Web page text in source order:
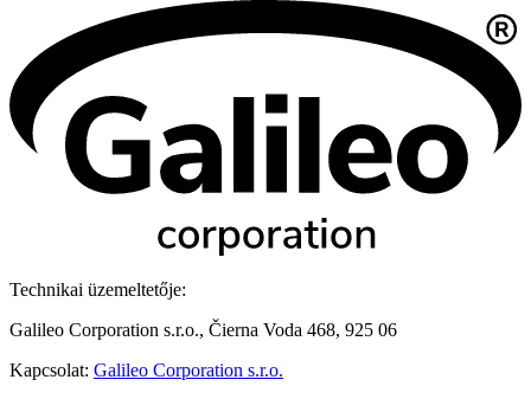
Technikai üzemeltetője:
Galileo Corporation s.r.o., Čierna Voda 468, 925 06
Kapcsolat: Galileo Corporation s.r.o.